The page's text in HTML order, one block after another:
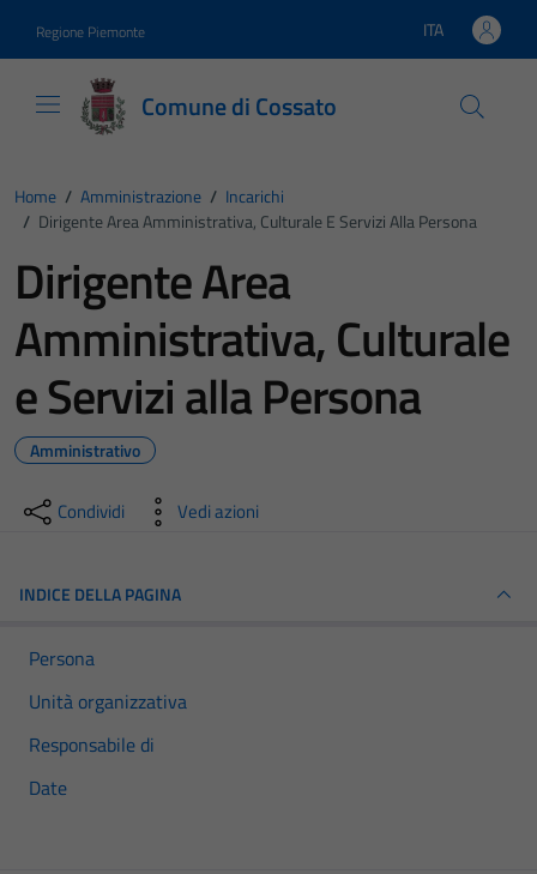
Regione Piemonte Lingua attiva:
ITA
Comune di Cossato
Home / Amministrazione / Incarichi
/ Dirigente Area Amministrativa, Culturale E Servizi Alla Persona
Dirigente Area
Amministrativa, Culturale
e Servizi alla Persona
Amministrativo
Condividi Vedi azioni
INDICE DELLA PAGINA
Persona
Unità organizzativa
Responsabile di
Date